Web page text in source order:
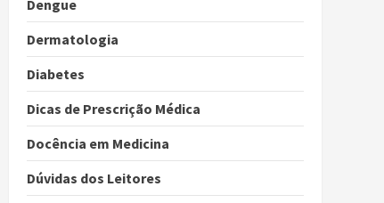
Dengue
Dermatologia
Diabetes
Dicas de Prescrição Médica
Docência em Medicina
Dúvidas dos Leitores